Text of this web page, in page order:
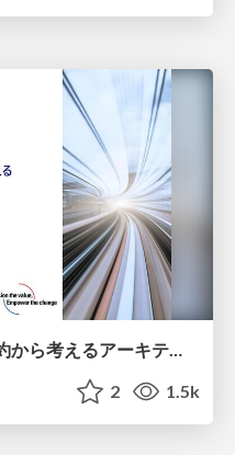
パフォーマンスとコスト制約から考えるアーキテクチャ設計（JAWSUG東京ランチLT会#4）
2 1.5k